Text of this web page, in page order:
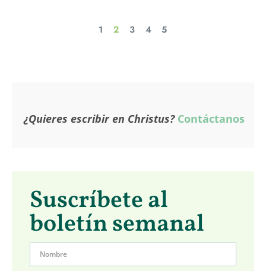
1 2 3 4 5
¿Quieres escribir en Christus? Contáctanos
Suscríbete al
boletín semanal